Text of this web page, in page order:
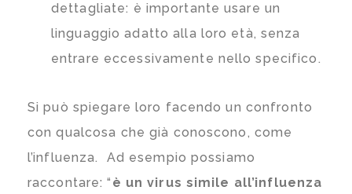
dettagliate: è importante usare un
linguaggio adatto alla loro età, senza
entrare eccessivamente nello specifico.
Si può spiegare loro facendo un confronto
con qualcosa che già conoscono, come
l’influenza. Ad esempio possiamo
raccontare: “ è un virus simile all’influenza